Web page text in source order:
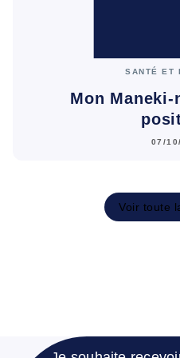
SANTÉ ET
Mon Maneki-
07/
Voir toute